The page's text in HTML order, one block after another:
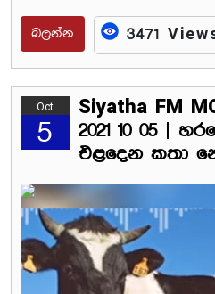
බලන්න 3471
Oct
5
Siyatha FM
2021 10 05 |
එළදෙන කතා